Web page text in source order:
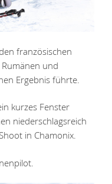
französischen
und
Ergebnis führte.
kurzes Fenster
niederschlagsreich
in Chamonix.